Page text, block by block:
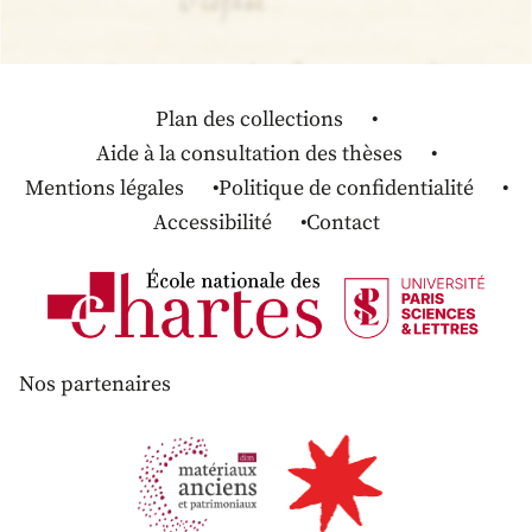
Plan des collections
Aide à la consultation des thèses
Mentions légales
Politique de confidentialité
Accessibilité
Contact
Nos partenaires